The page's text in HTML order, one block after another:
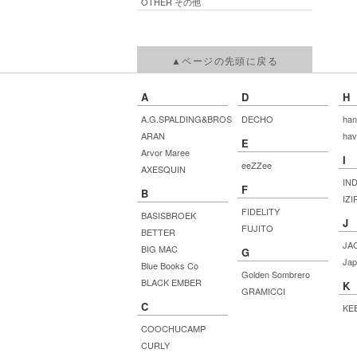
▲ページの先頭に戻る
A
A.G.SPALDING&BROS
ARAN
Arvor Maree
AXESQUIN
B
BASISBROEK
BETTER
BIG MAC
Blue Books Co
BLACK EMBER
C
COOCHUCAMP
CURLY
D
DECHO
E
eeZZee
F
FIDELITY
FUJITO
G
Golden Sombrero
GRAMICCI
H
I
J
K